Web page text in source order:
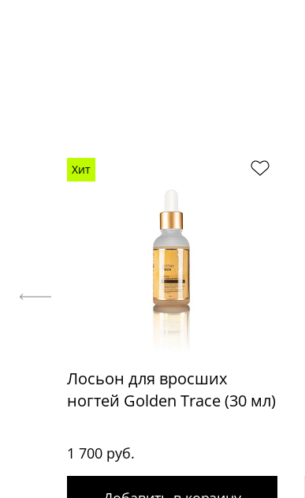
Хит
Лосьон для вросших
ногтей Golden Trace (30 мл)
1 700 руб.